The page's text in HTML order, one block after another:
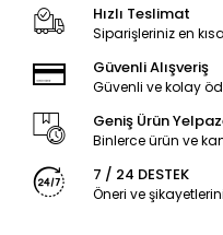
Hızlı Teslimat
Siparişleriniz en
Güvenli Alışveriş
Güvenli ve kolay
Geniş Ürün
Binlerce ürün ve
7 / 24 DESTEK
Öneri ve